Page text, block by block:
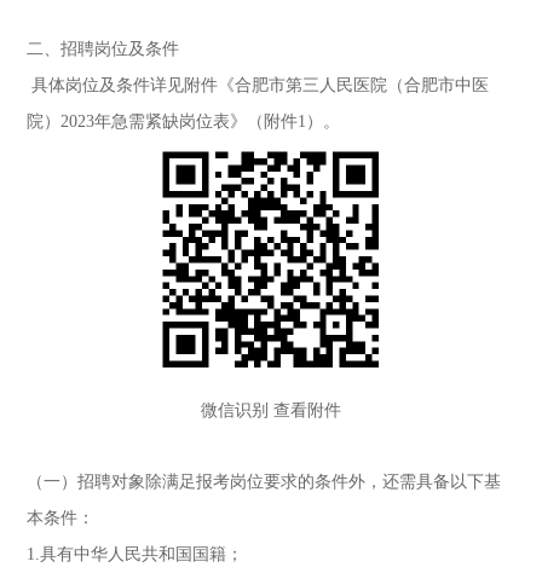
二、招聘岗位及条件
具体岗位及条件详见附件《合肥市第三人民医院（合肥市中医
院）2023年急需紧缺岗位表》（附件1）。
微信识别 查看附件
（一）招聘对象除满足报考岗位要求的条件外，还需具备以下基
本条件：
1.具有中华人民共和国国籍；